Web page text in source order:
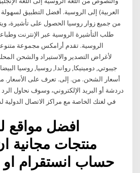
العربية) إلى الروسية. أفضل التطبيق
من جميع زوار روسيا الحصول على تأشيرة،
طلب التأشيرة الروسية عبر الإنترنت
الروسية. تقدم أرامكس مجموعة
لأغراض التصدير والاستيراد والشحن
جيبوتي, دومينيكا, رواندا, روسيا, روسيا
أسعار الشحن. من. إلى. تعرف على الأسعار.
افضل مواقع
منتجات مجانية
حساب انستقرام